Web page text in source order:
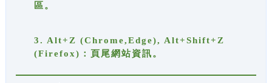
區。
3. Alt+Z (Chrome,Edge), Alt+Shift+Z
(Firefox)：頁尾網站資訊。